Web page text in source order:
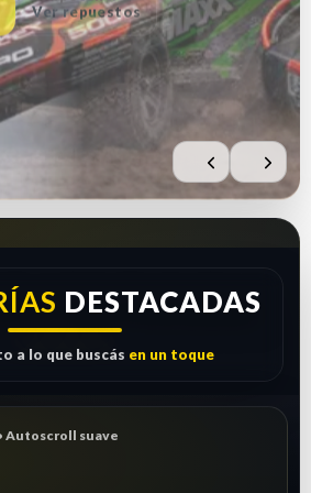
Ver repuestos
DESTACADAS
a lo que buscás en un toque
Autoscroll suave